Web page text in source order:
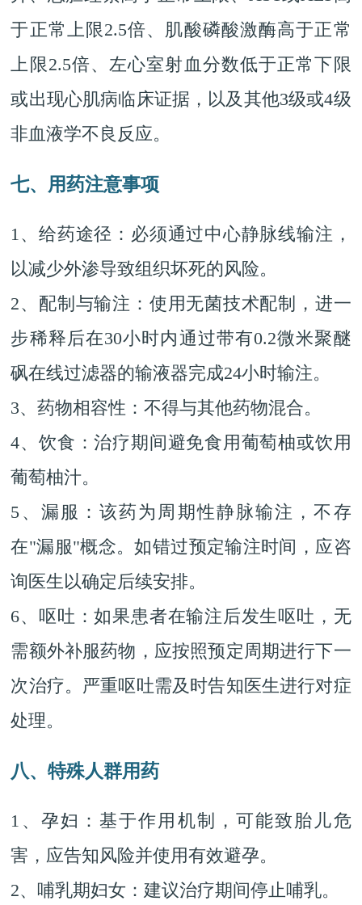
于正常上限2.5倍、肌酸磷酸激酶高于正常
上限2.5倍、左心室射血分数低于正常下限
或出现心肌病临床证据，以及其他3级或4级
非血液学不良反应。
七、用药注意事项
1、给药途径：必须通过中心静脉线输注，
以减少外渗导致组织坏死的风险。
2、配制与输注：使用无菌技术配制，进一
步稀释后在30小时内通过带有0.2微米聚醚
砜在线过滤器的输液器完成24小时输注。
3、药物相容性：不得与其他药物混合。
4、饮食：治疗期间避免食用葡萄柚或饮用
葡萄柚汁。
5、漏服：该药为周期性静脉输注，不存
在"漏服"概念。如错过预定输注时间，应咨
询医生以确定后续安排。
6、呕吐：如果患者在输注后发生呕吐，无
需额外补服药物，应按照预定周期进行下一
次治疗。严重呕吐需及时告知医生进行对症
处理。
八、特殊人群用药
1、孕妇：基于作用机制，可能致胎儿危
害，应告知风险并使用有效避孕。
2、哺乳期妇女：建议治疗期间停止哺乳。